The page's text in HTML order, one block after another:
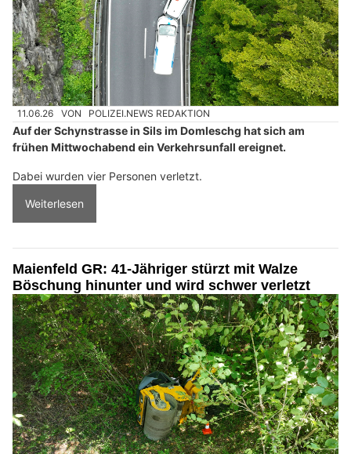
11.06.26 VON POLIZEI.NEWS REDAKTION
Auf der Schynstrasse in Sils im Domleschg hat sich am
frühen Mittwochabend ein Verkehrsunfall ereignet.
Dabei wurden vier Personen verletzt.
Weiterlesen
Maienfeld GR: 41-Jähriger stürzt mit Walze
Böschung hinunter und wird schwer verletzt